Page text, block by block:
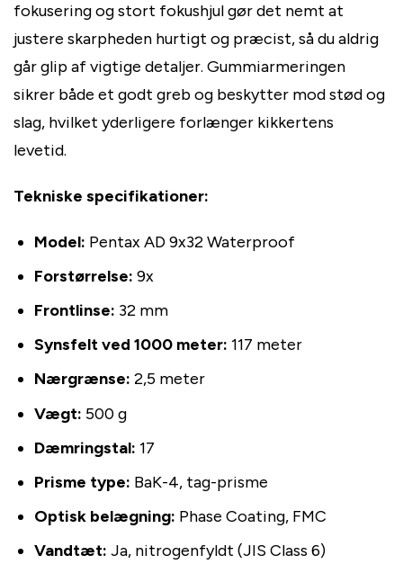
fokusering og stort fokushjul gør det nemt at
justere skarpheden hurtigt og præcist, så du aldrig
går glip af vigtige detaljer. Gummiarmeringen
sikrer både et godt greb og beskytter mod stød og
slag, hvilket yderligere forlænger kikkertens
levetid.
Tekniske specifikationer:
Model: Pentax AD 9x32 Waterproof
Forstørrelse: 9x
Frontlinse: 32 mm
Synsfelt ved 1000 meter: 117 meter
Nærgrænse: 2,5 meter
Vægt: 500 g
Dæmringstal: 17
Prisme type: BaK-4, tag-prisme
Optisk belægning: Phase Coating, FMC
Vandtæt: Ja, nitrogenfyldt (JIS Class 6)